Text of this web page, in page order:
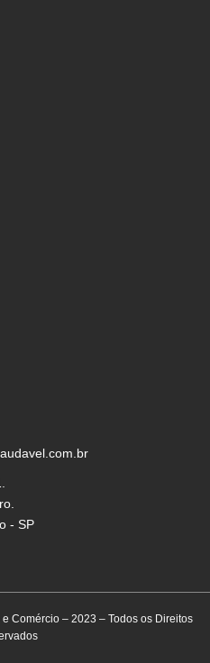
- SP
Comércio – 2023 – Todos os Direitos